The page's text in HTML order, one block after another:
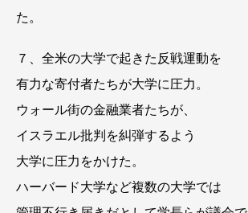
た。
７、全米の大学で起きた反戦運動を
有力な寄付者たちが大学に圧力。
ウォール街の金融業者たちが、
イスラエル批判を糾弾するよう
大学に圧力をかけた。
ハーバード大学など複数の大学では